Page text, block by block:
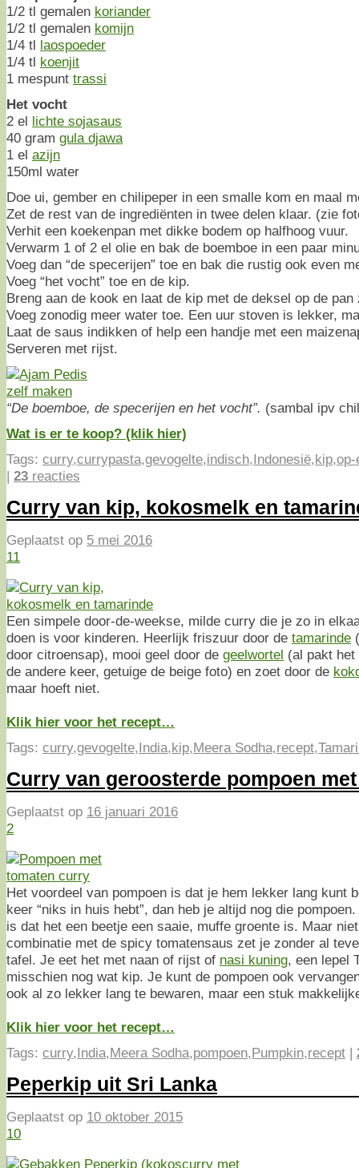
1/2 tl gemalen koriander
1/2 tl gemalen komijn
1/4 tl laospoeder
1/4 tl koenjit
1 mespunt trassi
Het vocht
2 el lichte sojasaus
40 gram gula djawa
1 el azijn
150ml water
Doe ui, gember en chilipeper in een smalle kom en maal
Zet de rest van de ingrediënten in twee delen klaar. (zie
Verhit een koekenpan met dikke bodem op halfhoog vuur.
Verwarm 1 of 2 el olie en bak de boemboe in een paar
Voeg dan “de specerijen” toe en bak die rustig ook even
Voeg “het vocht” toe en de kip.
Breng aan de kook en laat de kip met de deksel op de
Voeg zonodig meer water toe. Een uur stoven is lekker,
Laat de saus indikken of help een handje met een
Serveren met rijst.
“De boemboe, de specerijen en het vocht”. (sambal ipv
Wat is er te koop? (klik hier)
Tags: curry,currypasta,gevogelte,indisch,Indonesië,kip,op-
| 23 reacties
Curry van kip, kokosmelk en
Geplaatst op 5 mei 2016
11
Een simpele door-de-weekse, milde curry die je zo in
doen is voor kinderen. Heerlijk friszuur door de tamarinde
door citroensap), mooi geel door de geelwortel (al pakt het
de andere keer, getuige de beige foto) en zoet door de
maar hoeft niet.
Klik hier voor het recept…
Tags: curry,gevogelte,India,kip,Meera Sodha,recept,
Curry van geroosterde pompoen
Geplaatst op 16 januari 2016
2
Het voordeel van pompoen is dat je hem lekker lang kunt
keer “niks in huis hebt”, dan heb je altijd nog die
is dat het een beetje een saaie, muffe groente is. Maar
combinatie met de spicy tomatensaus zet je zonder al
tafel. Je eet het met naan of rijst of nasi kuning, een lepel
misschien nog wat kip. Je kunt de pompoen ook
ook al zo lekker lang te bewaren, maar een stuk
Klik hier voor het recept…
Tags: curry,India,Meera Sodha,pompoen,Pumpkin,recept |
Peperkip uit Sri Lanka
Geplaatst op 10 oktober 2015
10